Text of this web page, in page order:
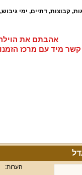
, קבוצות, דתיים, ימי גיבוש,
אהבתם את
קשר מיד עם מרכז
הערות: